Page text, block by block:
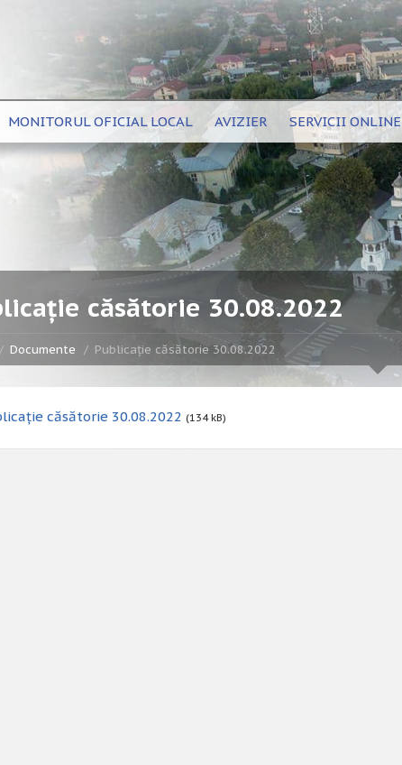
MONITORUL OFICIAL LOCAL AVIZIER SERVICII ONLINE
căsătorie 30.08.2022
Documente Publicație căsătorie 30.08.2022
căsătorie 30.08.2022 (134 kB)